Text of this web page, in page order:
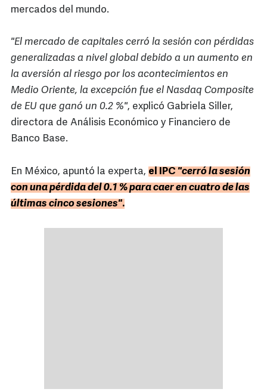
mercados del mundo.
"El mercado de capitales cerró la sesión con pérdidas
generalizadas a nivel global debido a un aumento en
la aversión al riesgo por los acontecimientos en
Medio Oriente, la excepción fue el Nasdaq Composite
de EU que ganó un 0.2 %", explicó Gabriela Siller,
directora de Análisis Económico y Financiero de
Banco Base.
En México, apuntó la experta, el IPC "cerró la sesión
con una pérdida del 0.1 % para caer en cuatro de las
últimas cinco sesiones".